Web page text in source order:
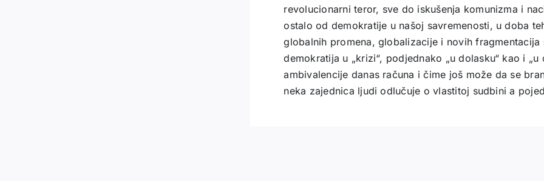
revolucionarni teror, sve do iskušenja komunizma i
ostalo od demokratije u našoj savremenosti, u doba
globalnih promena, globalizacije i novih fragmentacija
demokratija u „krizi“, podjednako „u dolasku“ kao i „u
ambivalencije danas računa i čime još može da se
neka zajednica ljudi odlučuje o vlastitoj sudbini a